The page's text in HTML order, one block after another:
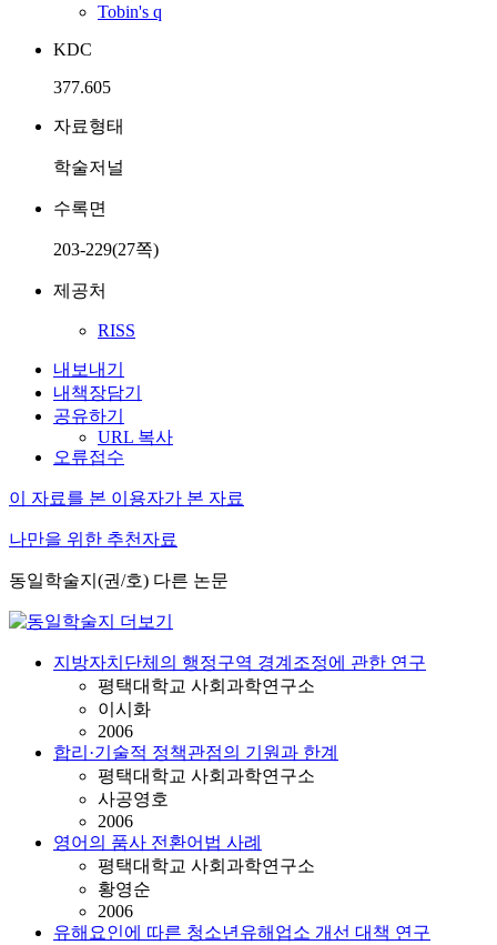
Tobin's q
KDC
377.605
자료형태
학술저널
수록면
203-229(27쪽)
제공처
RISS
내보내기
내책장담기
공유하기
URL 복사
오류접수
이 자료를 본 이용자가 본 자료
나만을 위한 추천자료
동일학술지(권/호) 다른 논문
지방자치단체의 행정구역 경계조정에 관한 연구
평택대학교 사회과학연구소
이시화
2006
합리·기술적 정책관점의 기원과 한계
평택대학교 사회과학연구소
사공영호
2006
영어의 품사 전환어법 사례
평택대학교 사회과학연구소
황영순
2006
유해요인에 따른 청소년유해업소 개선 대책 연구